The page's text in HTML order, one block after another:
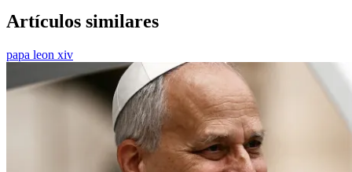
Artículos similares
papa leon xiv